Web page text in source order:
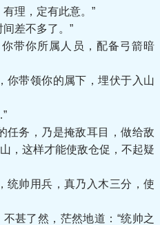
理，定有此意。”
差不多了。”
带你所属人员，配备弓箭暗
带领你的属下，埋伏于入山
务，乃是掩敌耳目，做给敌
，这样才能使敌仓促，不起疑
帅用兵，真乃入木三分，使
了然，茫然地道：“统帅之